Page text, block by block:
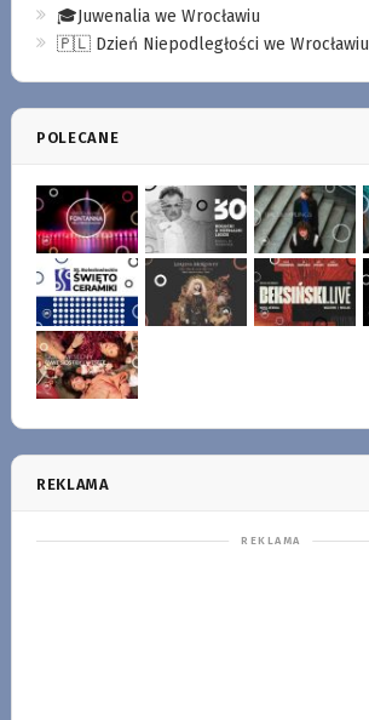
🎓Juwenalia we Wrocławiu
🇵🇱 Dzień Niepodległości we Wrocławiu
POLECANE
REKLAMA